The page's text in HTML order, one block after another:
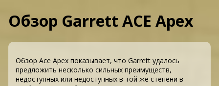
Обзор Garrett ACE Apex
Обзор Ace Apex показывает, что Garrett удалось
предложить несколько сильных преимуществ,
недоступных или недоступных в той же степени в